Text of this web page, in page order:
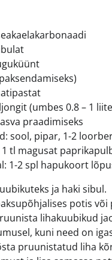
(umbes 0.8 – 1
praadimiseks
sool, pipar, 1-2
tl magusat
1-2 spl hapukoort
ja haki sibul.
potis või
lihakuubikud
kuni need on
pruunistatud liha